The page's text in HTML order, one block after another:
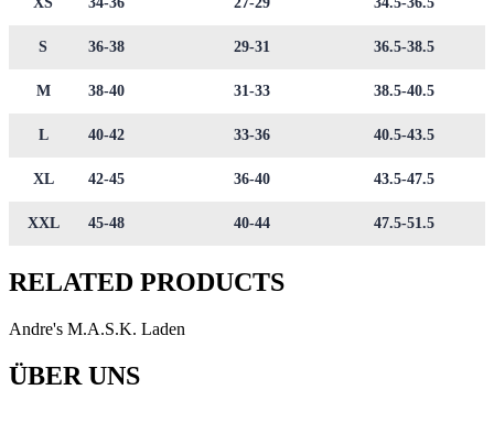
S 36-38 29-31 36.5-38.5
M 38-40 31-33 38.5-40.5
L 40-42 33-36 40.5-43.5
XL 42-45 36-40 43.5-47.5
XXL 45-48 40-44 47.5-51.5
RELATED PRODUCTS
Andre's M.A.S.K. Laden
ÜBER UNS